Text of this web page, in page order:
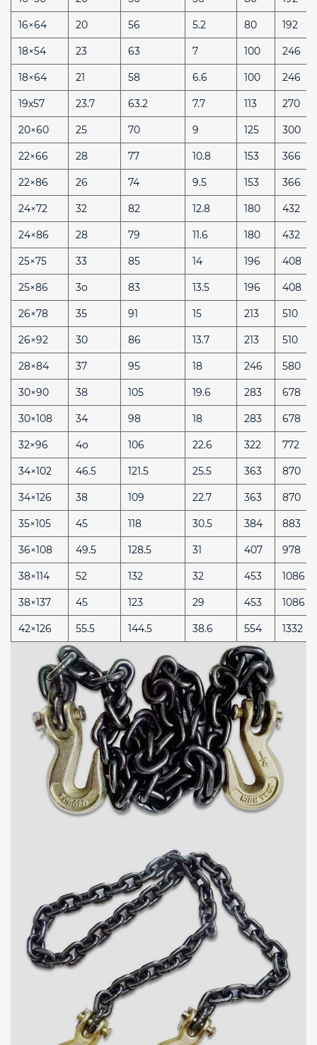
16×64
20 56 5.2 80
192
18×54
23 63 7 100
246
18×64
21 58 6.6 100
246
19x57
23.7 63.2 7.7 113
270
20×60
25 70 9 125
300
22×66
28 77 10.8 153
366
22×86
26 74 9.5 153
366
24×72
32 82 12.8 180
432
24×86
28 79 11.6 180
432
25×75
33 85 14 196
408
25×86
3o 83 13.5 196
408
26×78
35 91 15 213
510
26×92
30 86 13.7 213
510
28×84
37 95 18 246
580
30×90
38 105 19.6 283
678
30×108
34 98 18 283
678
32×96
4o 106 22.6 322
772
34×102
46.5 121.5 25.5 363
870
34×126
38 109 22.7 363
870
35×105
45 118 30.5 384
883
36×108
49.5 128.5 31 407
978
38×114
52 132 32 453
1086
38×137
45 123 29 453
1086
42×126
55.5 144.5 38.6 554 1332